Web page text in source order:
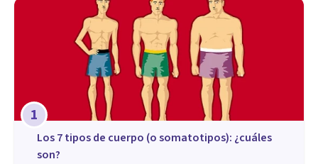
1
​Los 7 tipos de cuerpo (o somatotipos): ¿cuáles
son?